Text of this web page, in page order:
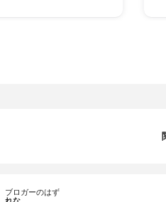
ブロガーのはず